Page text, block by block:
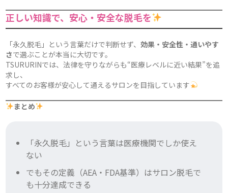
正しい知識で、安心・安全な脱毛を
「永久脱毛」という言葉だけで判断せず、効果・安全性・通いやす
さで選ぶことが本当に大切です。
TSURURINでは、法律を守りながらも“医療レベルに近い結果”を追
求し、
すべてのお客様が安心して通えるサロンを目指しています
まとめ
「永久脱毛」という言葉は医療機関でしか使え
ない
でもその定義（AEA・FDA基準）はサロン脱毛で
も十分達成できる